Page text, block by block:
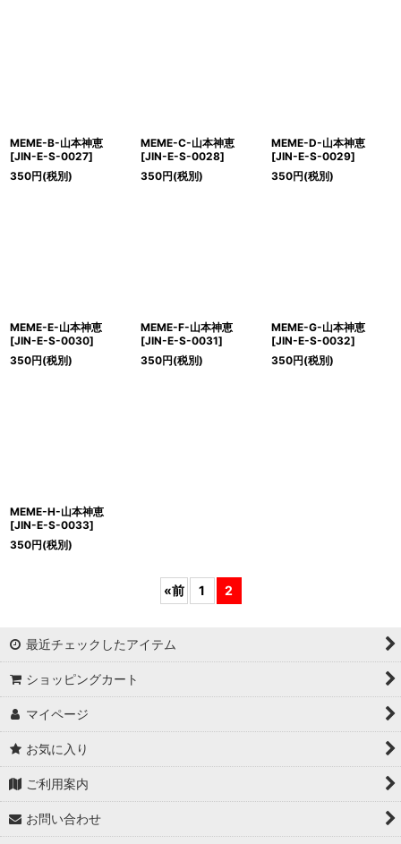
MEME-B-山本神恵
[JIN-E-S-0027]
350円(税別)
MEME-C-山本神恵
[JIN-E-S-0028]
350円(税別)
MEME-D-山本神恵
[JIN-E-S-0029]
350円(税別)
MEME-E-山本神恵
[JIN-E-S-0030]
350円(税別)
MEME-F-山本神恵
[JIN-E-S-0031]
350円(税別)
MEME-G-山本神恵
[JIN-E-S-0032]
350円(税別)
MEME-H-山本神恵
[JIN-E-S-0033]
350円(税別)
«前 1 2
最近チェックしたアイテム
ショッピングカート
マイページ
お気に入り
ご利用案内
お問い合わせ